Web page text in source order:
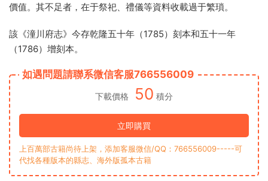
價值。其不足者，在于祭祀、禮儀等資料收載過于繁瑣。
該《潼川府志》今存乾隆五十年（1785）刻本和五十一年
（1786）增刻本。
如遇問題請聯系微信客服766556009
下載價格 50 積分
立即購買
上百萬部古籍尚待上架，添加客服微信/QQ：766556009-----可
代找各種版本的縣志、海外版孤本古籍